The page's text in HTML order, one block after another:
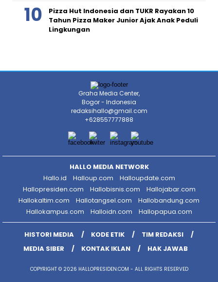
Pizza Hut Indonesia dan TUKR Rayakan 10
Tahun Pizza Maker Junior Ajak Anak Peduli
Lingkungan
Graha Media Center,
Bogor - Indonesia
redaksihallo@gmail.com
+628557777888
HALLO MEDIA NETWORK
Hallo.id
Halloup.com
Halloupdate.com
Hallopresiden.com
Hallobisnis.com
Hallojabar.com
Hallokaltim.com
Hallotangsel.com
Hallobandung.com
Hallokampus.com
Halloidn.com Hallopapua.com
HISTORI MEDIA KODE ETIK
TIM REDAKSI
MEDIA SIBER
KONTAK IKLAN HAK JAWAB
COPYRIGHT © 2026 HALLOPRESIDEN.COM - ALL RIGHTS RESERVED